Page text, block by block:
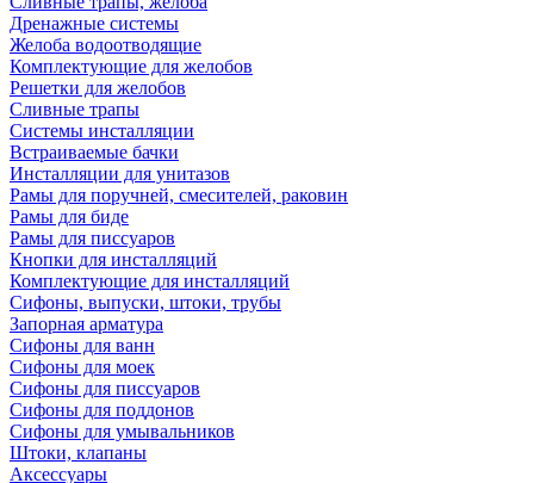
Дренажные системы
Желоба водоотводящие
Комплектующие для желобов
Решетки для желобов
Сливные трапы
Системы инсталляции
Встраиваемые бачки
Инсталляции для унитазов
Рамы для поручней, смесителей, раковин
Рамы для биде
Рамы для писсуаров
Кнопки для инсталляций
Комплектующие для инсталляций
Сифоны, выпуски, штоки, трубы
Запорная арматура
Сифоны для ванн
Сифоны для моек
Сифоны для писсуаров
Сифоны для поддонов
Сифоны для умывальников
Штоки, клапаны
Аксессуары